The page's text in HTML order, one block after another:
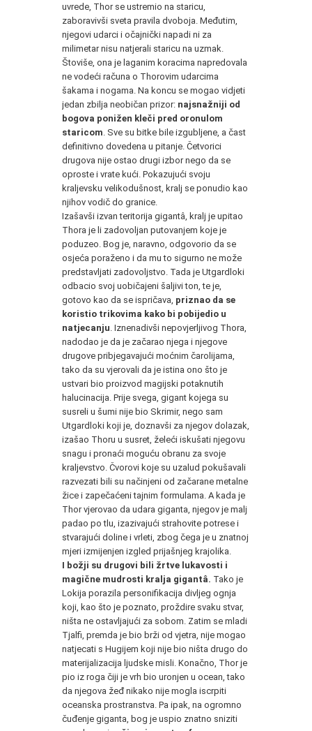
uvrede, Thor se ustremio na staricu,
zaboravivši sveta pravila dvoboja. Međutim,
njegovi udarci i očajnički napadi ni za
milimetar nisu natjerali staricu na uzmak.
Štoviše, ona je laganim koracima napredovala
ne vodeći računa o Thorovim udarcima
šakama i nogama. Na koncu se mogao vidjeti
jedan zbilja neobičan prizor: najsnažniji od
bogova ponižen kleči pred oronulom
staricom . Sve su bitke bile izgubljene, a čast
definitivno dovedena u pitanje. Četvorici
drugova nije ostao drugi izbor nego da se
oproste i vrate kući. Pokazujući svoju
kraljevsku velikodušnost, kralj se ponudio kao
njihov vodič do granice.
Izašavši izvan teritorija gigantâ, kralj je upitao
Thora je li zadovoljan putovanjem koje je
poduzeo. Bog je, naravno, odgovorio da se
osjeća poraženo i da mu to sigurno ne može
predstavljati zadovoljstvo. Tada je Utgardloki
odbacio svoj uobičajeni šaljivi ton, te je,
gotovo kao da se ispričava, priznao da se
koristio trikovima kako bi pobijedio u
natjecanju . Iznenadivši nepovjerljivog Thora,
nadodao je da je začarao njega i njegove
drugove pribjegavajući moćnim čarolijama,
tako da su vjerovali da je istina ono što je
ustvari bio proizvod magijski potaknutih
halucinacija. Prije svega, gigant kojega su
susreli u šumi nije bio Skrimir, nego sam
Utgardloki koji je, doznavši za njegov dolazak,
izašao Thoru u susret, želeći iskušati njegovu
snagu i pronaći moguću obranu za svoje
kraljevstvo. Čvorovi koje su uzalud pokušavali
razvezati bili su načinjeni od začarane metalne
žice i zapečaćeni tajnim formulama. A kada je
Thor vjerovao da udara giganta, njegov je malj
padao po tlu, izazivajući strahovite potrese i
stvarajući doline i vrleti, zbog čega je u znatnoj
mjeri izmijenjen izgled prijašnjeg krajolika.
I božji su drugovi bili žrtve lukavosti i
magične mudrosti kralja gigantâ. Tako je
Lokija porazila personifikacija divljeg ognja
koji, kao što je poznato, proždire svaku stvar,
ništa ne ostavljajući za sobom. Zatim se mladi
Tjalfi, premda je bio brži od vjetra, nije mogao
natjecati s Hugijem koji nije bio ništa drugo do
materijalizacija ljudske misli. Konačno, Thor je
pio iz roga čiji je vrh bio uronjen u ocean, tako
da njegova žeđ nikako nije mogla iscrpiti
oceanska prostranstva. Pa ipak, na ogromno
čuđenje giganta, bog je uspio znatno sniziti